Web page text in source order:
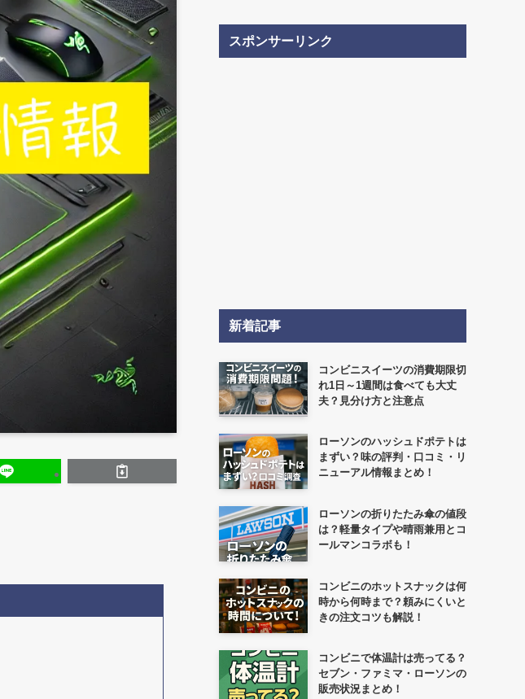
スポンサーリンク
新着記事
コンビニスイーツの消費期限切
れ1日～1週間は食べても大丈
夫？見分け方と注意点
ローソンのハッシュドポテトは
まずい？味の評判・口コミ・リ
ニューアル情報まとめ！
ローソンの折りたたみ傘の値段
は？軽量タイプや晴雨兼用とコ
ールマンコラボも！
コンビニのホットスナックは何
時から何時まで？頼みにくいと
きの注文コツも解説！
コンビニで体温計は売ってる？
セブン・ファミマ・ローソンの
販売状況まとめ！